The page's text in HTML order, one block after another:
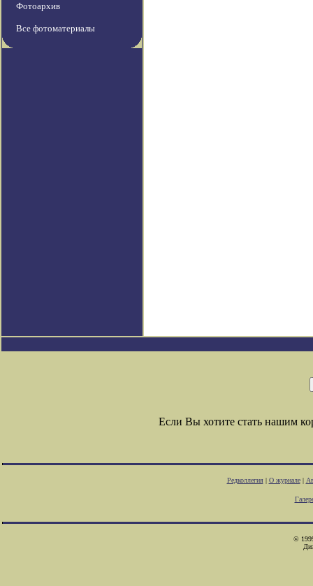
Фотоархив
Все фотоматериалы
Если Вы хотите стать нашим
Редколлегия| О журнале|
©